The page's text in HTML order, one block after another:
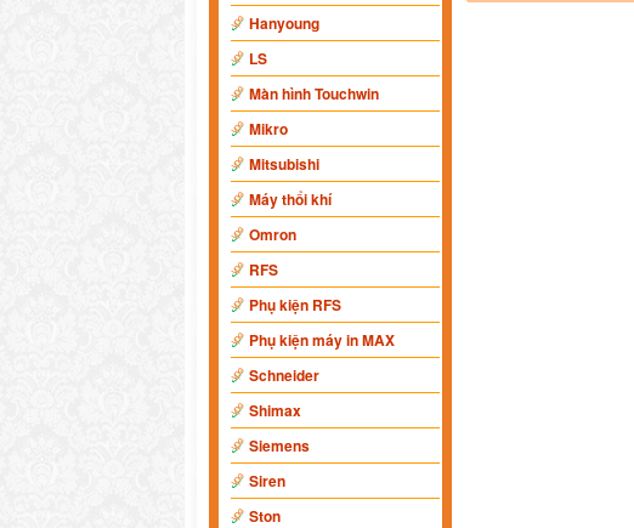
Hanyoung
LS
Màn hình Touchwin
Mikro
Mitsubishi
Máy thổi khí
Omron
RFS
Phụ kiện RFS
Phụ kiện máy in MAX
Schneider
Shimax
Siemens
Siren
Ston